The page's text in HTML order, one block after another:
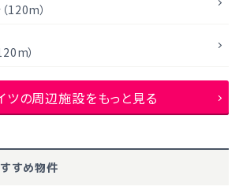
120m）
）
ツの周辺施設をもっと見る
すめ物件